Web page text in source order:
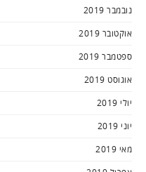
נובמבר 2019
אוקטובר 2019
ספטמבר 2019
אוגוסט 2019
יולי 2019
יוני 2019
מאי 2019